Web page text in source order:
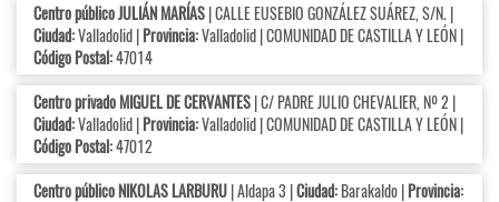
Centro público JULIÁN MARÍAS| CALLE EUSEBIO GONZÁLEZ SUÁREZ, S/N. |
Ciudad:Valladolid |Provincia:Valladolid | COMUNIDAD DE CASTILLA Y LEÓN |
Código Postal:47014
Centro privado MIGUEL DE CERVANTES| C/ PADRE JULIO CHEVALIER, Nº 2 |
Ciudad:Valladolid |Provincia:Valladolid | COMUNIDAD DE CASTILLA Y LEÓN |
Código Postal:47012
Centro público NIKOLAS LARBURU| Aldapa 3 |Ciudad:Barakaldo |Provincia: